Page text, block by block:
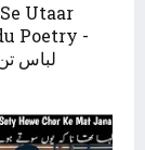
Utaar
Poetry -
لباس